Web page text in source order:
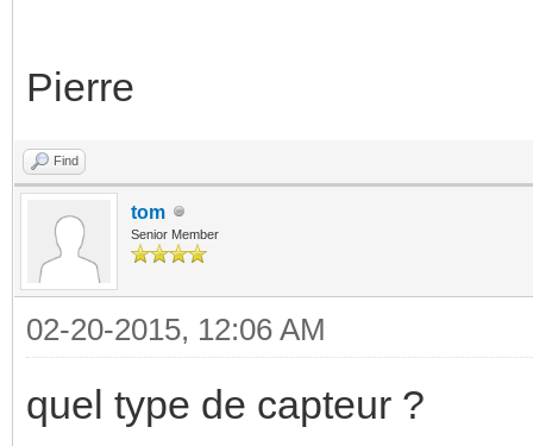
Pierre
Find
tom
Senior Member
02-20-2015, 12:06 AM
quel type de capteur ?